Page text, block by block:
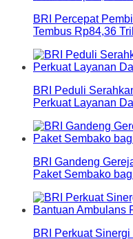
BRI Percepat
Tembus Rp84,36
BRI Peduli
Perkuat Layanan
BRI Gandeng
Paket Sembako
BRI Perkuat